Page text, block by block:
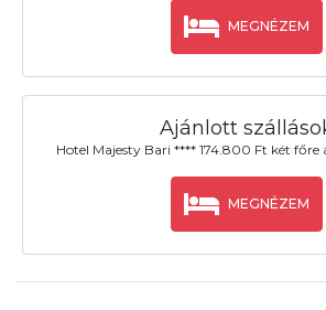
MEGNÉZEM
Ajánlott
Hotel Majesty Bari **** 174.800 Ft két főre
MEGNÉZEM